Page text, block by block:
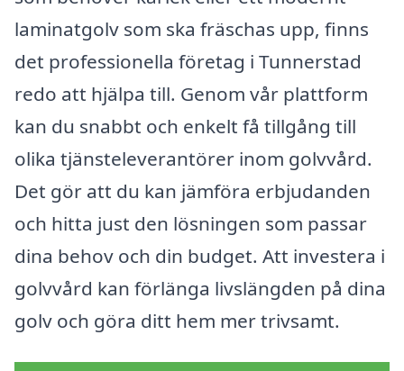
laminatgolv som ska fräschas upp, finns
det professionella företag i Tunnerstad
redo att hjälpa till. Genom vår plattform
kan du snabbt och enkelt få tillgång till
olika tjänsteleverantörer inom golvvård.
Det gör att du kan jämföra erbjudanden
och hitta just den lösningen som passar
dina behov och din budget. Att investera i
golvvård kan förlänga livslängden på dina
golv och göra ditt hem mer trivsamt.